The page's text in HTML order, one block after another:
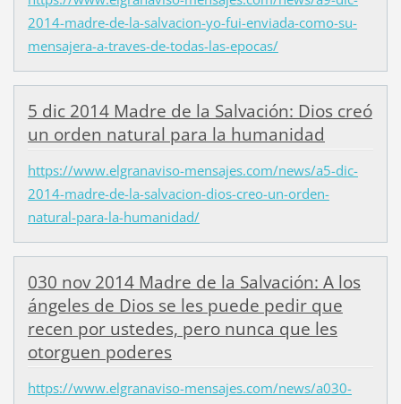
2014-madre-de-la-salvacion-yo-fui-enviada-como-su-
mensajera-a-traves-de-todas-las-epocas/
5 dic 2014 Madre de la Salvación: Dios creó
un orden natural para la humanidad
https://www.elgranaviso-mensajes.com/news/a5-dic-
2014-madre-de-la-salvacion-dios-creo-un-orden-
natural-para-la-humanidad/
030 nov 2014 Madre de la Salvación: A los
ángeles de Dios se les puede pedir que
recen por ustedes, pero nunca que les
otorguen poderes
https://www.elgranaviso-mensajes.com/news/a030-